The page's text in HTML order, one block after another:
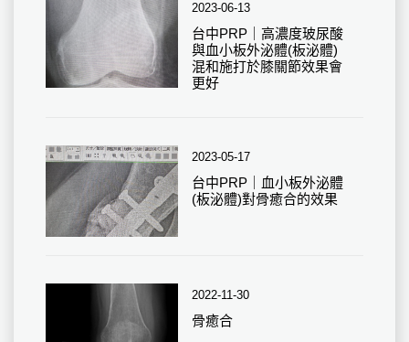
2023-06-13
台中PRP｜高濃度玻尿酸
與血小板外泌體(板泌體)
混和施打於膝關節效果會
更好
2023-05-17
台中PRP｜血小板外泌體
(板泌體)對骨癒合的效果
2022-11-30
骨癒合